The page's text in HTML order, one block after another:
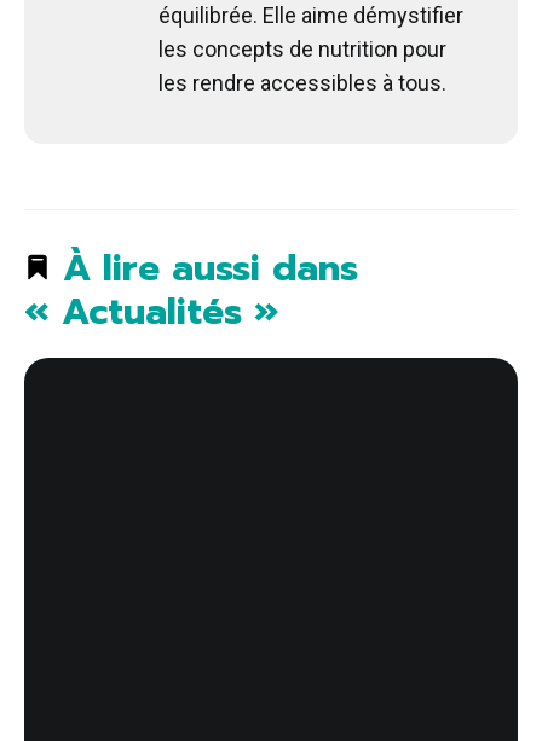
équilibrée. Elle aime démystifier
les concepts de nutrition pour
les rendre accessibles à tous.
À lire aussi dans
« Actualités »